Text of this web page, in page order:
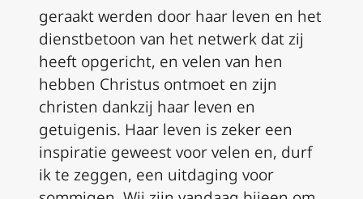
geraakt werden door haar leven en het
dienstbetoon van het netwerk dat zij
heeft opgericht, en velen van hen
hebben Christus ontmoet en zijn
christen dankzij haar leven en
getuigenis. Haar leven is zeker een
inspiratie geweest voor velen en, durf
ik te zeggen, een uitdaging voor